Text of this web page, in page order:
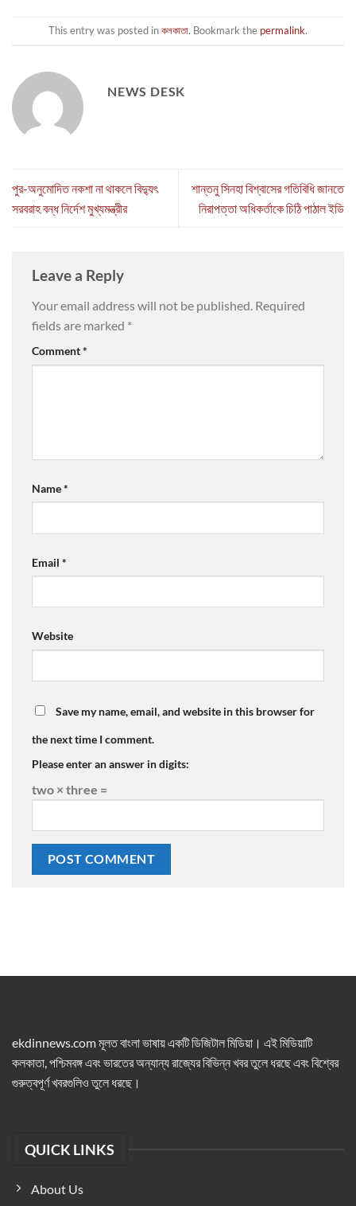
This entry was posted inকলকাতা. Bookmark the permalink.
NEWS DESK
পুর-অনুমোদিত নকশা না থাকলে বিদ্যুৎ
সরবরাহ বন্ধ নির্দেশ মুখ্যমন্ত্রীর
শান্তনু সিনহা বিশ্বাসের গতিবিধি জানতে
নিরাপত্তা অধিকর্তাকে চিঠি পাঠাল ইডি
Leave a Reply
Your email address will not be published. Required
fields are marked *
Comment*
Name*
Email *
Website
Save my name, email, and website in this browser for
the next time I comment.
Please enter an answer in digits:
two × three =
ekdinnews.com মূলত বাংলা ভাষায় একটি ডিজিটাল মিডিয়া। এই মিডিয়াটি
কলকাতা, পশ্চিমবঙ্গ এবং ভারতের অন্যান্য রাজ্যের বিভিন্ন খবর তুলে ধরছে এবং বিশ্বের
গুরুত্বপূর্ণ খবরগুলিও তুলে ধরছে।
QUICK LINKS
About Us